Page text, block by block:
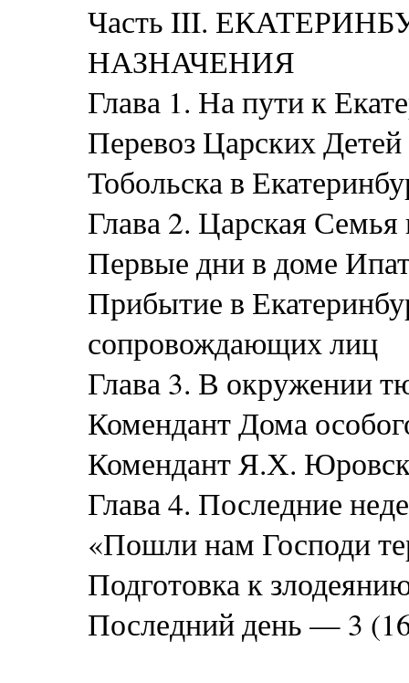
Часть III.
НАЗНАЧЕНИЯ
Глава 1. На пути к
Перевоз Царских
Тобольска в
Глава 2. Царская
Первые дни в доме
Прибытие в
сопровождающих лиц
Глава 3. В окружении
Комендант Дома
Комендант Я.Х.
Глава 4. Последние
«Пошли нам Господи
Подготовка к
Последний день — 3